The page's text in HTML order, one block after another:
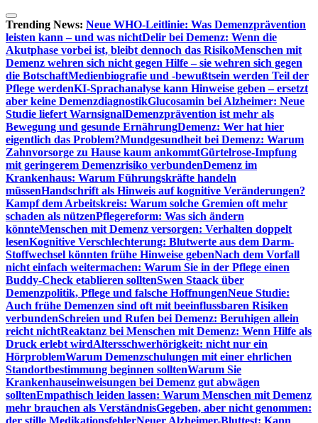
Zum
Inhalt
springen
Trending News: Neue WHO-Leitlinie: Was Demenzprävention
leisten kann – und was nichtDelir bei Demenz: Wenn die
Akutphase vorbei ist, bleibt dennoch das RisikoMenschen mit
Demenz wehren sich nicht gegen Hilfe – sie wehren sich gegen
die BotschaftMedienbiografie und -bewußtsein werden Teil der
Pflege werdenKI-Sprachanalyse kann Hinweise geben – ersetzt
aber keine DemenzdiagnostikGlucosamin bei Alzheimer: Neue
Studie liefert WarnsignalDemenzprävention ist mehr als
Bewegung und gesunde ErnährungDemenz: Wer hat hier
eigentlich das Problem?Mundgesundheit bei Demenz: Warum
Zahnvorsorge zu Hause kaum ankommtGürtelrose-Impfung
mit geringerem Demenzrisiko verbundenDemenz im
Krankenhaus: Warum Führungskräfte handeln
müssenHandschrift als Hinweis auf kognitive Veränderungen?
Kampf dem Arbeitskreis: Warum solche Gremien oft mehr
schaden als nützenPflegereform: Was sich ändern
könnteMenschen mit Demenz versorgen: Verhalten doppelt
lesenKognitive Verschlechterung: Blutwerte aus dem Darm-
Stoffwechsel könnten frühe Hinweise gebenNach dem Vorfall
nicht einfach weitermachen: Warum Sie in der Pflege einen
Buddy-Check etablieren solltenSwen Staack über
Demenzpolitik, Pflege und falsche HoffnungenNeue Studie:
Auch frühe Demenzen sind oft mit beeinflussbaren Risiken
verbundenSchreien und Rufen bei Demenz: Beruhigen allein
reicht nichtReaktanz bei Menschen mit Demenz: Wenn Hilfe als
Druck erlebt wirdAltersschwerhörigkeit: nicht nur ein
HörproblemWarum Demenzschulungen mit einer ehrlichen
Standortbestimmung beginnen solltenWarum Sie
Krankenhauseinweisungen bei Demenz gut abwägen
solltenEmpathisch leiden lassen: Warum Menschen mit Demenz
mehr brauchen als VerständnisGegeben, aber nicht genommen:
der stille MedikationsfehlerNeuer Alzheimer-Bluttest: Kann